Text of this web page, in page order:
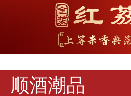
顺酒潮品